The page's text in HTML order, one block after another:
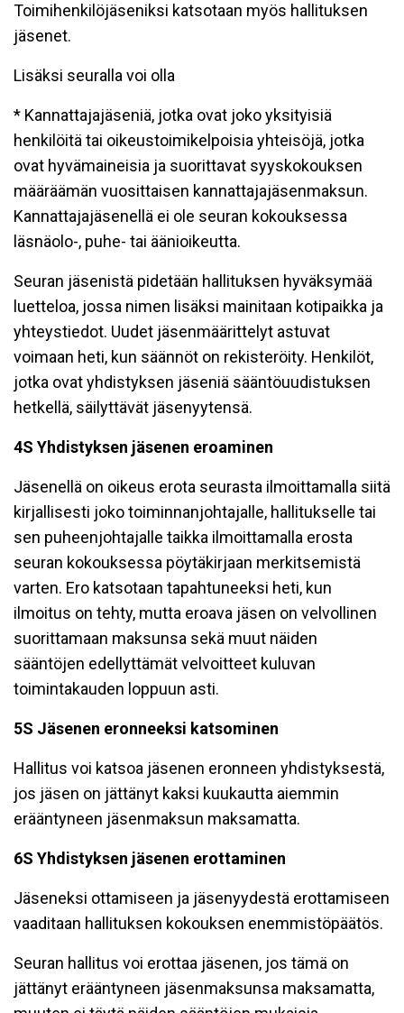
Toimihenkilöjäseniksi katsotaan myös hallituksen
jäsenet.
Lisäksi seuralla voi olla
* Kannattajajäseniä, jotka ovat joko yksityisiä
henkilöitä tai oikeustoimikelpoisia yhteisöjä, jotka
ovat hyvämaineisia ja suorittavat syyskokouksen
määräämän vuosittaisen kannattajajäsenmaksun.
Kannattajajäsenellä ei ole seuran kokouksessa
läsnäolo-, puhe- tai äänioikeutta.
Seuran jäsenistä pidetään hallituksen hyväksymää
luetteloa, jossa nimen lisäksi mainitaan kotipaikka ja
yhteystiedot. Uudet jäsenmäärittelyt astuvat
voimaan heti, kun säännöt on rekisteröity. Henkilöt,
jotka ovat yhdistyksen jäseniä sääntöuudistuksen
hetkellä, säilyttävät jäsenyytensä.
4S Yhdistyksen jäsenen eroaminen
Jäsenellä on oikeus erota seurasta ilmoittamalla siitä
kirjallisesti joko toiminnanjohtajalle, hallitukselle tai
sen puheenjohtajalle taikka ilmoittamalla erosta
seuran kokouksessa pöytäkirjaan merkitsemistä
varten. Ero katsotaan tapahtuneeksi heti, kun
ilmoitus on tehty, mutta eroava jäsen on velvollinen
suorittamaan maksunsa sekä muut näiden
sääntöjen edellyttämät velvoitteet kuluvan
toimintakauden loppuun asti.
5S Jäsenen eronneeksi katsominen
Hallitus voi katsoa jäsenen eronneen yhdistyksestä,
jos jäsen on jättänyt kaksi kuukautta aiemmin
erääntyneen jäsenmaksun maksamatta.
6S Yhdistyksen jäsenen erottaminen
Jäseneksi ottamiseen ja jäsenyydestä erottamiseen
vaaditaan hallituksen kokouksen enemmistöpäätös.
Seuran hallitus voi erottaa jäsenen, jos tämä on
jättänyt erääntyneen jäsenmaksunsa maksamatta,